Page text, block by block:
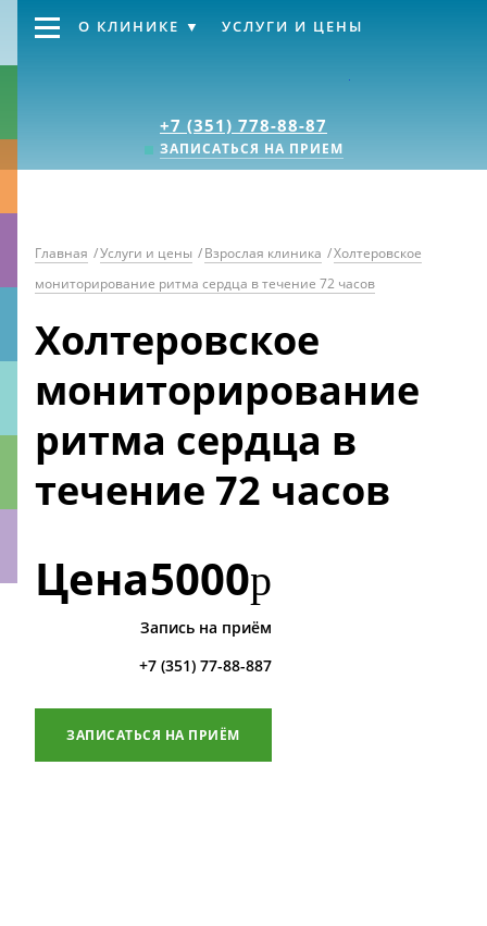
+7 (351) 778-88-87
ЗАПИСАТЬСЯ НА ПРИЕМ
О КЛИНИКЕ УСЛУГИ И ЦЕНЫ
Главная /Услуги и цены /Взрослая клиника /Холтеровское
мониторирование ритма сердца в течение 72 часов
Холтеровское
мониторирование
ритма сердца в
течение 72 часов
Цена5000р
Запись на приём
+7 (351) 77-88-887
ЗАПИСАТЬСЯ НА ПРИЁМ